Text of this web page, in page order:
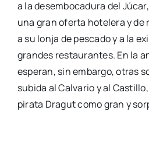
a la desem­bo­ca­du­ra del
una gran ofer­ta hote­le­ra y
a su lon­ja de pes­ca­do y a la
gran­des res­tau­ran­tes. En la
espe­ran, sin embar­go, otras
subi­da al Cal­va­rio y al
pira­ta Dra­gut como gran y